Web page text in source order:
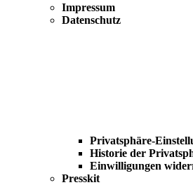
Impressum
Datenschutz
Privatsphäre-
Historie der
Einwilligungen
Presskit